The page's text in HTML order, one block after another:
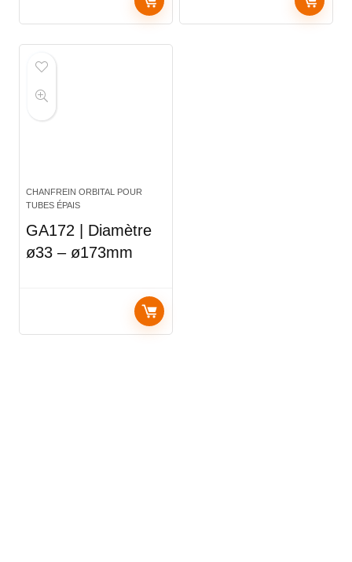
CHANFREIN ORBITAL POUR
TUBES ÉPAIS
GA172 | Diamètre
ø33 – ø173mm